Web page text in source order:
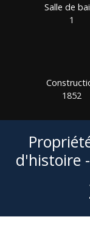
Salle de
1
1852
d'histoire